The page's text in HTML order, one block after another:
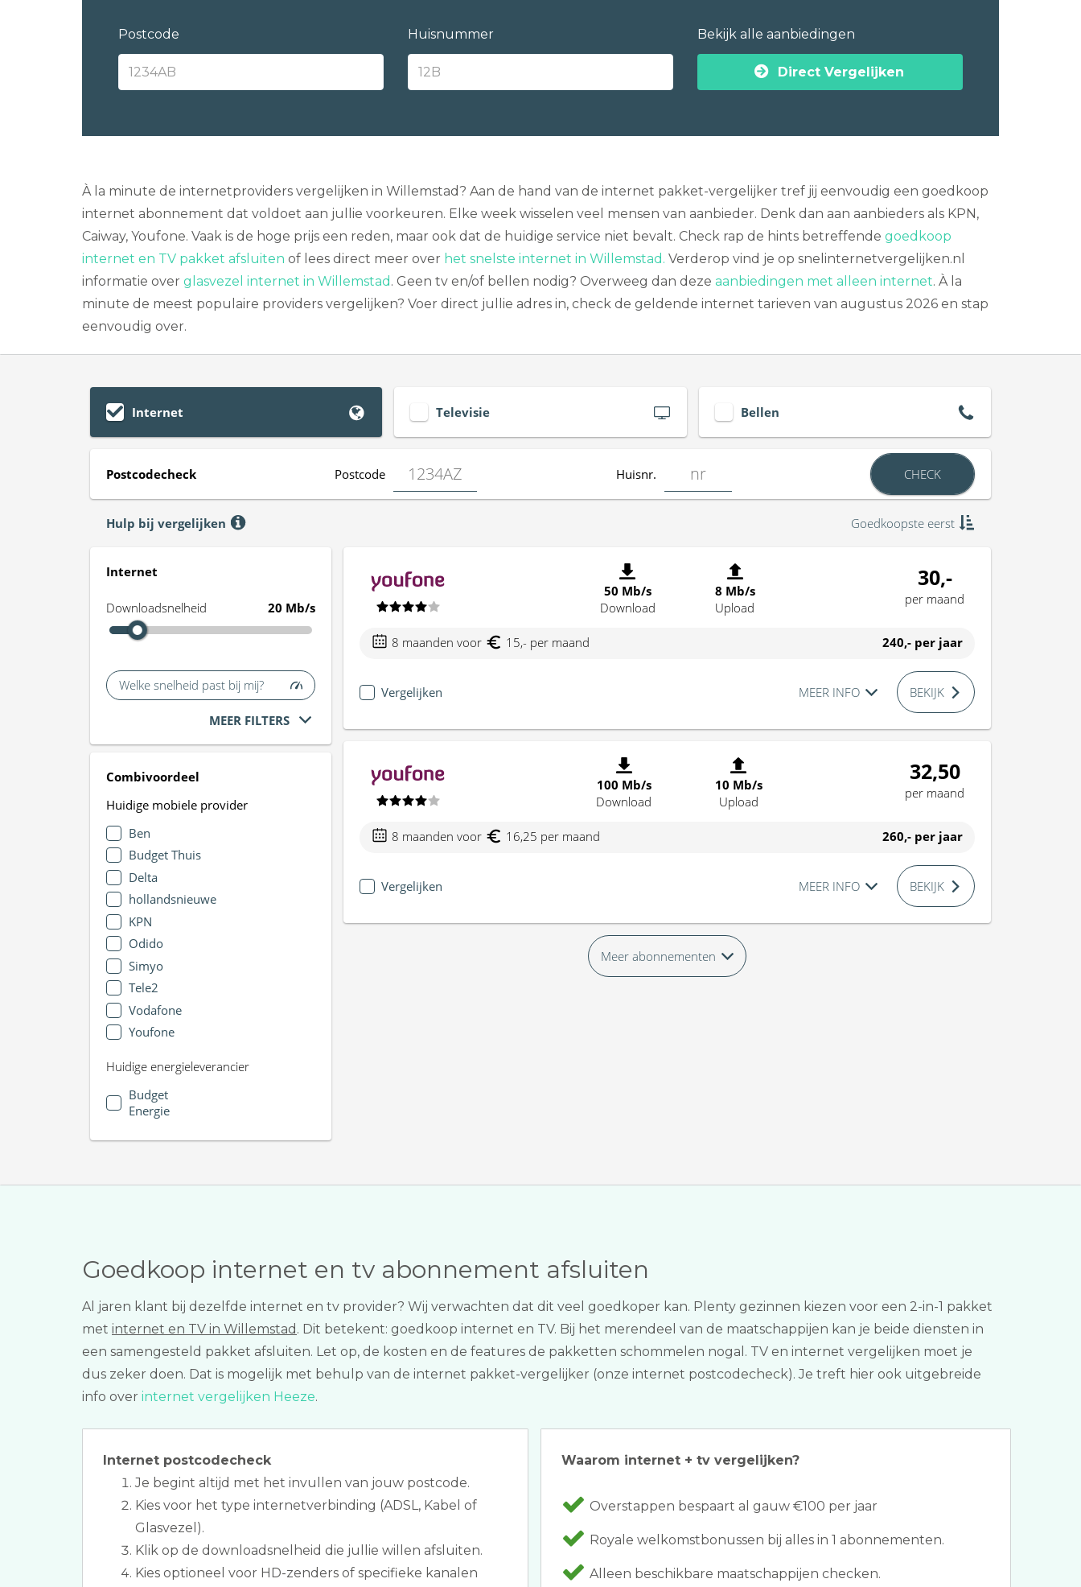
Postcode Huisnummer Bekijk alle aanbiedingen
Direct Vergelijken
À la minute de internetproviders vergelijken in Willemstad? Aan de hand van de internet pakket-vergelijker tref jij eenvoudig een goedkoop
internet abonnement dat voldoet aan jullie voorkeuren. Elke week wisselen veel mensen van aanbieder. Denk dan aan aanbieders als KPN,
Caiway, Youfone. Vaak is de hoge prijs een reden, maar ook dat de huidige service niet bevalt. Check rap de hints betreffende goedkoop
internet en TV pakket afsluiten of lees direct meer over het snelste internet in Willemstad. Verderop vind je op snelinternetvergelijken.nl
informatie over glasvezel internet in Willemstad . Geen tv en/of bellen nodig? Overweeg dan deze aanbiedingen met alleen internet. À la
minute de meest populaire providers vergelijken? Voer direct jullie adres in, check de geldende internet tarieven van augustus 2026 en stap
eenvoudig over.
Internet Televisie Bellen
Postcodecheck Postcode Huisnr. CHECK
Hulp bij vergelijken Goedkoopste eerst
Internet
Downloadsnelheid 20 Mb/s
Welke snelheid past bij mij?
MEER FILTERS
Combivoordeel
Huidige mobiele provider
Ben
Budget Thuis
Delta
hollandsnieuwe
KPN
Odido
Simyo
Tele2
Vodafone
Youfone
Huidige energieleverancier
Budget
Energie
50 Mb/s
Download
8 Mb/s
Upload
30,-
per maand
8 maanden voor 15,- per maand 240,- per jaar
Vergelijken MEER INFO BEKIJK
100 Mb/s
Download
10 Mb/s
Upload
32,50
per maand
8 maanden voor 16,25 per maand 260,- per jaar
Vergelijken MEER INFO BEKIJK
Meer abonnementen
Goedkoop internet en tv abonnement afsluiten
Al jaren klant bij dezelfde internet en tv provider? Wij verwachten dat dit veel goedkoper kan. Plenty gezinnen kiezen voor een 2-in-1 pakket
met internet en TV in Willemstad . Dit betekent: goedkoop internet en TV. Bij het merendeel van de maatschappijen kan je beide diensten in
een samengesteld pakket afsluiten. Let op, de kosten en de features de pakketten schommelen nogal. TV en internet vergelijken moet je
dus zeker doen. Dat is mogelijk met behulp van de internet pakket-vergelijker (onze internet postcodecheck). Je treft hier ook uitgebreide
info over internet vergelijken Heeze.
Internet postcodecheck
Je begint altijd met het invullen van jouw postcode.
Kies voor het type internetverbinding (ADSL, Kabel of
Glasvezel).
Klik op de downloadsnelheid die jullie willen afsluiten.
Kies optioneel voor HD-zenders of specifieke kanalen
Waarom internet + tv vergelijken?
Overstappen bespaart al gauw €100 per jaar
Royale welkomstbonussen bij alles in 1 abonnementen.
Alleen beschikbare maatschappijen checken.